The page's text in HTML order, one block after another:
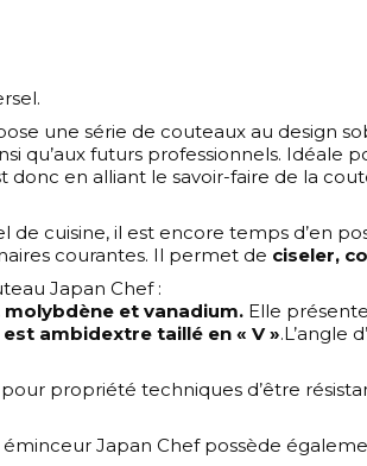
une série de couteaux au design
qu’aux futurs professionnels.
donc en alliant le savoir-faire de la
de cuisine, il est encore temps d’en
courantes. Il permet de ciseler,
Japan Chef :
et vanadium. Elle
ambidextre taillé en « V ».L’angle
propriété techniques d’être
Japan Chef possède